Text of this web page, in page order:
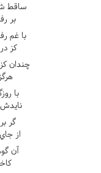
ساقط
بر
با غم
کز
چندان
با
گر
از
آن